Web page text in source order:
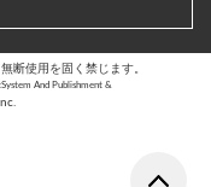
断使用を固く禁じます。
And Publishment &